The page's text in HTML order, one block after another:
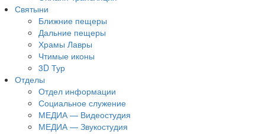
Святыни
Ближние пещеры
Дальние пещеры
Храмы Лавры
Чтимые иконы
3D Тур
Отделы
Отдел информации
Социальное служение
МЕДИА — Видеостудия
МЕДИА — Звукостудия